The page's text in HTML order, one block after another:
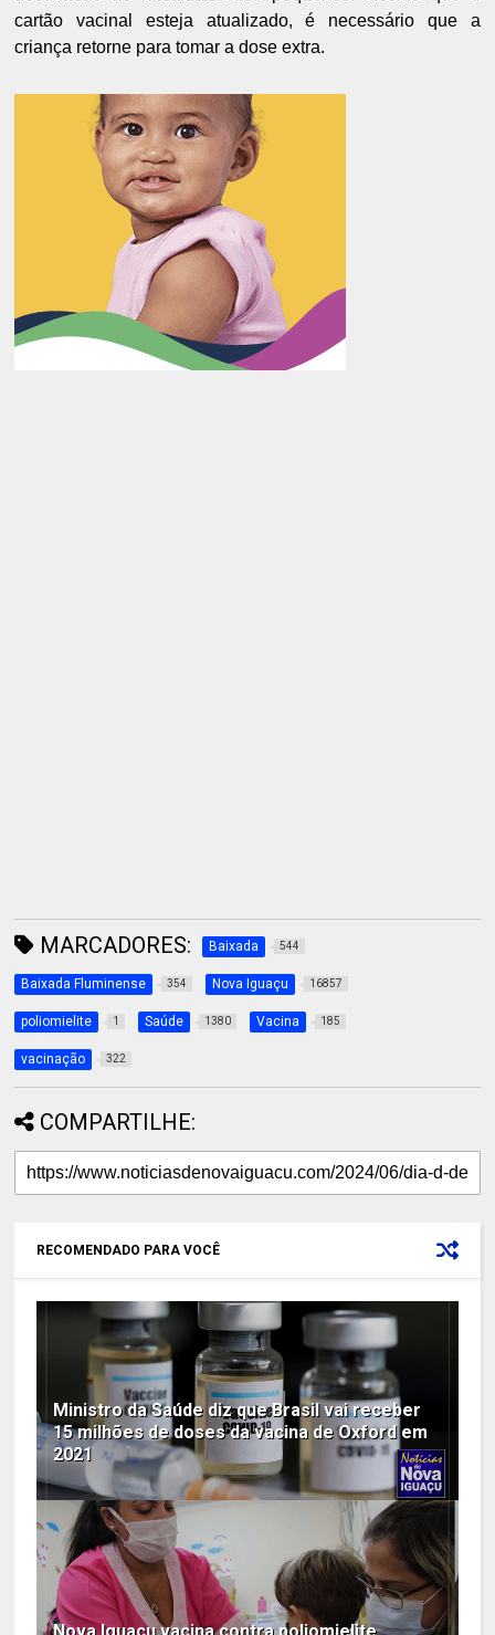
cartão vacinal esteja atualizado, é necessário que a
criança retorne para tomar a dose extra.
MARCADORES: Baixada 544
Baixada Fluminense 354 Nova Iguaçu 16857
poliomielite 1 Saúde 1380 Vacina 185
vacinação 322
COMPARTILHE:
RECOMENDADO PARA VOCÊ
Ministro da Saúde diz que Brasil vai receber
15 milhões de doses da vacina de Oxford em
2021